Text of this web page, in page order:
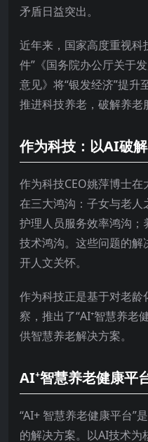
矛盾日益突出。
近年来，国家高度重视科
件”《国务院办公厅关于
意见》将“银发经济”提升
推进科技养老，破解养老
作为科技：以AI破
作为科技CEO姚萍博士
在三大鸿沟：子女与老
护理人员服务效率鸿沟
技术鸿沟。这些问题的
开人文关怀。
作为科技正是基于对老
察，推出了“AI⁺智慧养老
供智慧养老解决方案。
AI⁺智慧养老健康平
“AI+ 智慧养老健康平台”
的解决方案。以AI技术为